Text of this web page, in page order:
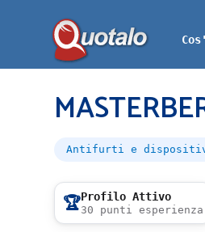
Antifurti e
🏆Profilo Attivo
30 punti esperienza